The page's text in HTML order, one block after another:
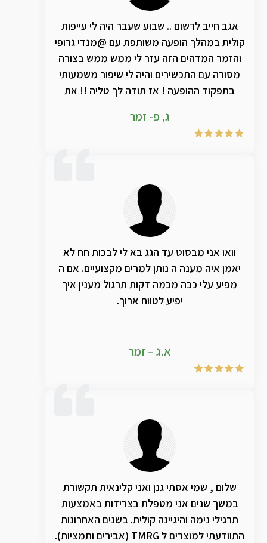
אגב חייב לרשום .. שבוע שעבר היה לי עייפות
קולית במהלך הופעה משותפת עם @מנדי גרופי
והזמר המדהים הזה עזר לי ממש ממש בצורה
מסורה עם התכשירים והיה לי שיפור משמעותי
בתפקוד ההופעה ! אז תודה לך טליה !! את
לזמר ענק , בן אדם מדהים ❣
ג, פ- זמר
וואו אני מבסוט עד הגג בא לי לבכות חח לא
יאמן איה מענה ה נותן למרים מקצועיים. אם ה
מפיע עלי ככה מכמה דקות תרגול מענין איך
יפיע לטווח ארוך.
א.ג – זמר
שלום , שמי אסתי גנן ואני קלינאית תקשורת
במשך שנים אני מטפלת בצרידות באמצעות
תרגילי נימה והיגיינה קולית. בשנים האחרונות
התוודעתי למוצרים ל TMRG (אבירים ותמציות).